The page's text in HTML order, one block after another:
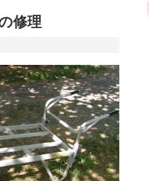
修理